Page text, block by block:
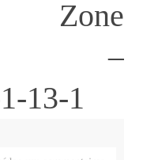
Zone
–
13-1